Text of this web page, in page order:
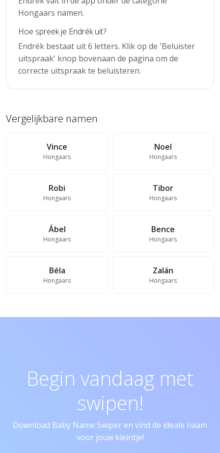
Hongaars namen.
Hoe spreek je Endrék uit?
Endrék bestaat uit 6 letters. Klik op de 'Beluister
uitspraak' knop bovenaan de pagina om de
correcte uitspraak te beluisteren.
Vergelijkbare namen
Vince
Hongaars
Noel
Hongaars
Robi
Hongaars
Tibor
Hongaars
Ábel
Hongaars
Bence
Hongaars
Béla
Hongaars
Zalán
Hongaars
Begin vandaag met
swipen!
Download Baby Name Swiper en vind de ideale naam
voor jouw kleintje!